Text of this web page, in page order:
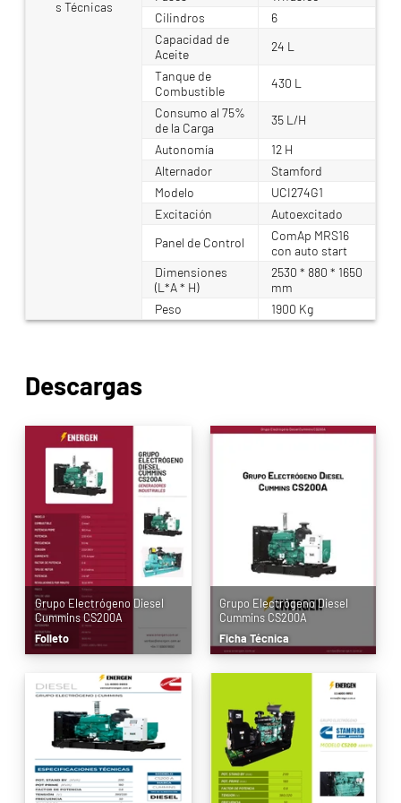
s Técnicas
Cilindros
6
Capacidad de
Aceite
24 L
Tanque de
Combustible
430 L
Consumo al 75%
de la Carga
35 L/H
Autonomía
12 H
Alternador
Stamford
Modelo
UCI274G1
Excitación
Autoexcitado
Panel de Control
ComAp MRS16
con auto start
Dimensiones
(L*A * H)
2530 * 880 * 1650
mm
Peso
1900 Kg
Descargas
Grupo Electrógeno Diesel
Cummins CS200A
Folleto
Grupo Electrógeno Diesel
Cummins CS200A
Ficha Técnica